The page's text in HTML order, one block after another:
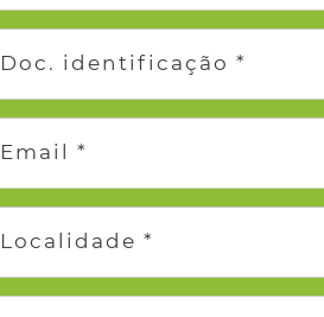
Doc. identificação *
Email *
Localidade *